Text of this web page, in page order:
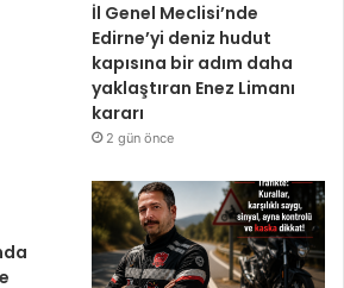
İl Genel Meclisi’nde
Edirne’yi deniz hudut
kapısına bir adım daha
yaklaştıran Enez Limanı
kararı
2 gün önce